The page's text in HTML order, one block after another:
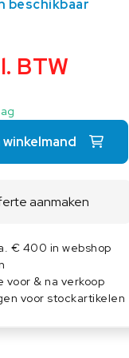
beschikbaar
BTW
winkelmand
aanmaken
€ 400 in webshop
& na verkoop
voor stockartikelen